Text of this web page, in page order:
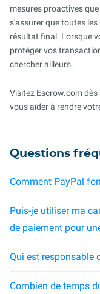
mesures proactives
s'assurer que toutes
résultat final. Lorsque
protéger vos
chercher ailleurs.
Visitez Escrow.com
vous aider à rendre
Questions
Comment PayPal
Puis-je utiliser ma
de paiement pour
Qui est responsable
Combien de temps